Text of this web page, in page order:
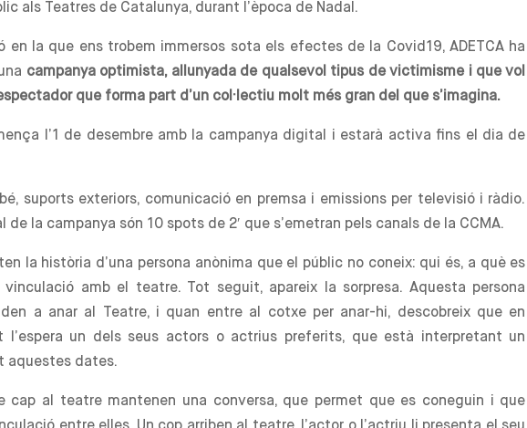
als Teatres de Catalunya, durant l’època de Nadal.
en la que ens trobem immersos sota els efectes de la Covid19, ADETCA ha
campanya optimista, allunyada de qualsevol tipus de victimisme i que vol
que forma part d’un col·lectiu molt més gran del que s’imagina.
l’1 de desembre amb la campanya digital i estarà activa fins el dia de
suports exteriors, comunicació en premsa i emissions per televisió i ràdio.
de la campanya són 10 spots de 2′ que s’emetran pels canals de la CCMA.
la història d’una persona anònima que el públic no coneix: qui és, a què es
amb el teatre. Tot seguit, apareix la sorpresa. Aquesta persona
a anar al Teatre, i quan entre al cotxe per anar-hi, descobreix que en
l’espera un dels seus actors o actrius preferits, que està interpretant un
aquestes dates.
cap al teatre mantenen una conversa, que permet que es coneguin i que